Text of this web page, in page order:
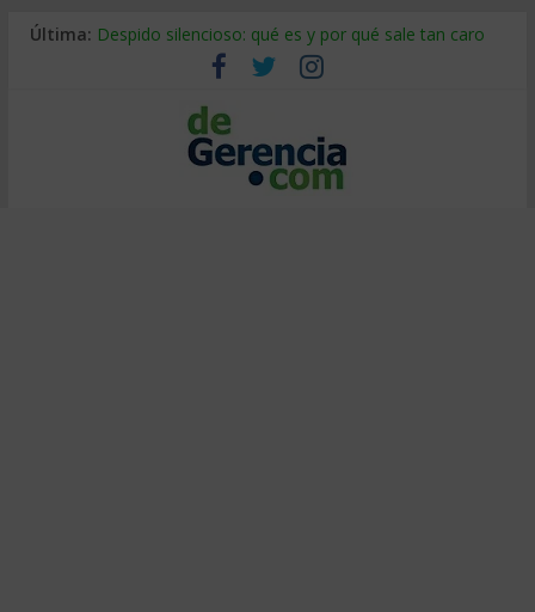
Última: Despido silencioso: qué es y por qué sale tan caro
La economía de Venezuela después del terremoto
Los 8 pasos de Kotter: liderar el cambio sin fracasar
Gestión de proyectos con IA: qué cambia en el oficio
IA y creatividad: cómo evitar que todos piensen igual